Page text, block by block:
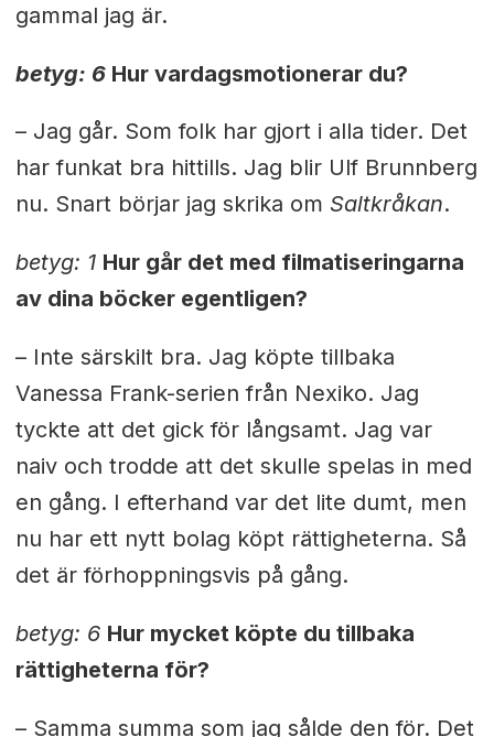
gammal jag är.
betyg: 6Hur vardagsmotionerar du?
– Jag går. Som folk har gjort i alla tider. Det
har funkat bra hittills. Jag blir Ulf Brunnberg
nu. Snart börjar jag skrika om Saltkråkan.
betyg: 1 Hur går det med filmatiseringarna
av dina böcker egentligen?
– Inte särskilt bra. Jag köpte tillbaka
Vanessa Frank-serien från Nexiko. Jag
tyckte att det gick för långsamt. Jag var
naiv och trodde att det skulle spelas in med
en gång. I efterhand var det lite dumt, men
nu har ett nytt bolag köpt rättigheterna. Så
det är förhoppningsvis på gång.
betyg: 6 Hur mycket köpte du tillbaka
rättigheterna för?
– Samma summa som jag sålde den för. Det